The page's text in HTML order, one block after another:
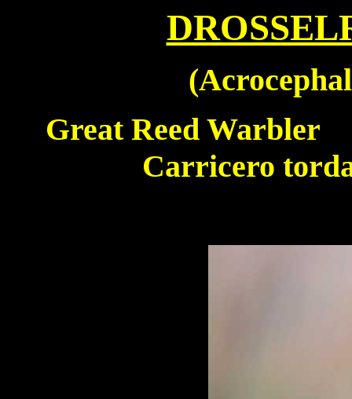
(
Great Reed Warbler
Carricero